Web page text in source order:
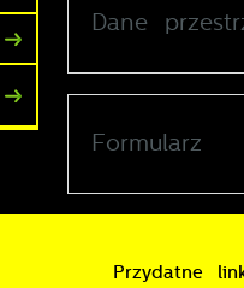
Dane
Formularz
Przydatne